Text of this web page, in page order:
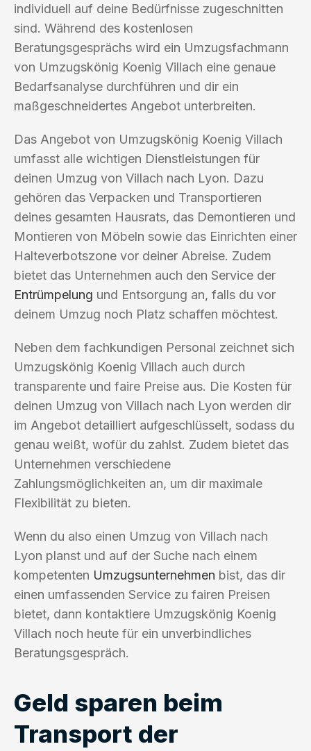
individuell auf deine Bedürfnisse zugeschnitten
sind. Während des kostenlosen
Beratungsgesprächs wird ein Umzugsfachmann
von Umzugskönig Koenig Villach eine genaue
Bedarfsanalyse durchführen und dir ein
maßgeschneidertes Angebot unterbreiten.
Das Angebot von Umzugskönig Koenig Villach
umfasst alle wichtigen Dienstleistungen für
deinen Umzug von Villach nach Lyon. Dazu
gehören das Verpacken und Transportieren
deines gesamten Hausrats, das Demontieren und
Montieren von Möbeln sowie das Einrichten einer
Halteverbotszone vor deiner Abreise. Zudem
bietet das Unternehmen auch den Service der
Entrümpelung und Entsorgung an, falls du vor
deinem Umzug noch Platz schaffen möchtest.
Neben dem fachkundigen Personal zeichnet sich
Umzugskönig Koenig Villach auch durch
transparente und faire Preise aus. Die Kosten für
deinen Umzug von Villach nach Lyon werden dir
im Angebot detailliert aufgeschlüsselt, sodass du
genau weißt, wofür du zahlst. Zudem bietet das
Unternehmen verschiedene
Zahlungsmöglichkeiten an, um dir maximale
Flexibilität zu bieten.
Wenn du also einen Umzug von Villach nach
Lyon planst und auf der Suche nach einem
kompetenten Umzugsunternehmen bist, das dir
einen umfassenden Service zu fairen Preisen
bietet, dann kontaktiere Umzugskönig Koenig
Villach noch heute für ein unverbindliches
Beratungsgespräch.
Geld sparen beim
Transport der